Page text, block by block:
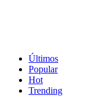
Últimos
Popular
Hot
Trending